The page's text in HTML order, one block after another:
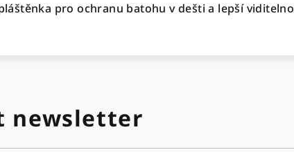
pro ochranu batohu v dešti a lepší
newsletter